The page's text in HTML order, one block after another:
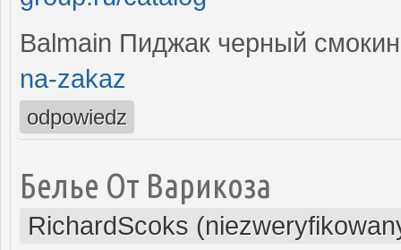
Balmain Пиджак черный
na-zakaz
odpowiedz
Белье От Варикоза
RichardScoks